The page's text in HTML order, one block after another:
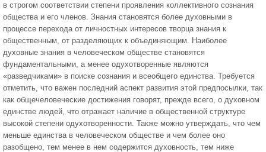
в строгом соответствии степени проявления коллективного сознания
общества и его членов. Знания становятся более духовными в
процессе перехода от личностных интересов творца знания к
общественным, от разделяющих к объединяющим. Наиболее
духовные знания в человеческом обществе становятся
фундаментальными, а менее одухотворенные являются
«разведчиками» в поиске сознания и всеобщего единства. Требуется
отметить, что важен последний аспект развития этой предпосылки, так
как общечеловеческие достижения говорят, прежде всего, о духовном
единстве людей, что отражает наличие в общественной структуре
высокой степени одухотворенности. Также можно утверждать, что чем
меньше единства в человеческом обществе и чем более оно
разобщено, тем менее в нем содержится духовность, тем ниже